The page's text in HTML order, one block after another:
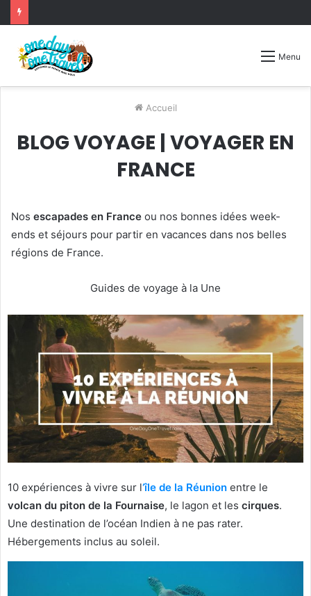
Menu
Accueil
BLOG VOYAGE | VOYAGER EN
FRANCE
Nos escapades en France ou nos bonnes idées week-
ends et séjours pour partir en vacances dans nos belles
régions de France.
Guides de voyage à la Une
10 expériences à vivre sur l‘île de la Réunion entre le
volcan du piton de la Fournaise, le lagon et les cirques.
Une destination de l’océan Indien à ne pas rater.
Hébergements inclus au soleil.